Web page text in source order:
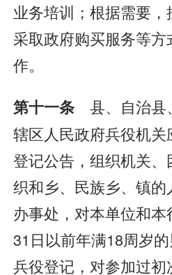
业务培训；根据需要
采取政府购买服务等
作。
第十一条 县、自治县
辖区人民政府兵役机
登记公告，组织机关、
织和乡、民族乡、镇
办事处，对本单位和
31日以前年满18周岁
兵役登记，对参加过